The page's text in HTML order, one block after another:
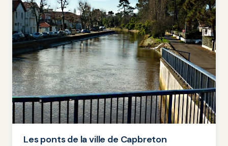
Les ponts de la ville de Capbreton